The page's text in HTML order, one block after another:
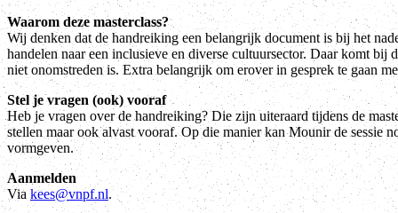
Waarom deze masterclass?
Wij denken dat de handreiking een belangrijk document is bij het
handelen naar een inclusieve en diverse cultuursector. Daar komt bij
niet onomstreden is. Extra belangrijk om erover in gesprek te gaan
Stel je vragen (ook) vooraf
Heb je vragen over de handreiking? Die zijn uiteraard tijdens de
stellen maar ook alvast vooraf. Op die manier kan Mounir de sessie
vormgeven.
Aanmelden
Via kees@vnpf.nl.